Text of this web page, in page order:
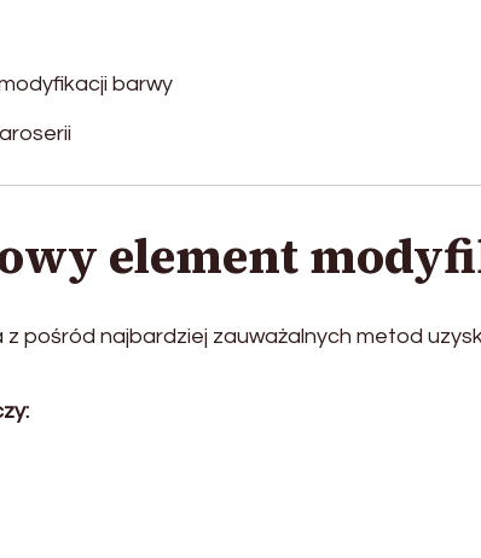
barwy
element
pośród najbardziej zauważalnych metod